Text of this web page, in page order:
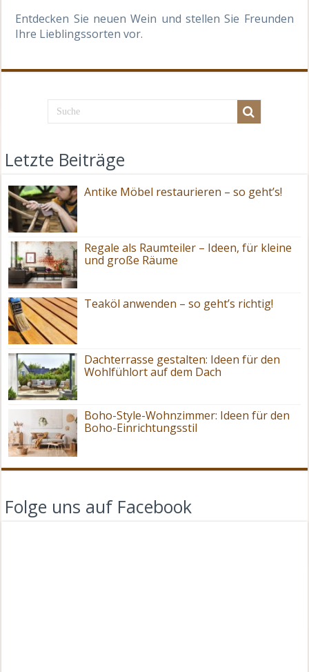
Entdecken Sie neuen Wein und stellen Sie Freunden
Ihre Lieblingssorten vor.
Letzte Beiträge
Antike Möbel restaurieren – so geht’s!
Regale als Raumteiler – Ideen, für kleine
und große Räume
Teaköl anwenden – so geht’s richtig!
Dachterrasse gestalten: Ideen für den
Wohlfühlort auf dem Dach
Boho-Style-Wohnzimmer: Ideen für den
Boho-Einrichtungsstil
Folge uns auf Facebook